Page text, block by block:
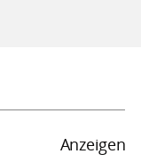
Anzeigen